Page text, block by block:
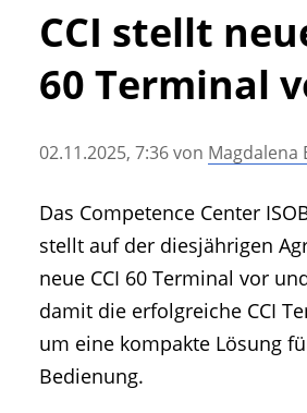
• Hof- und Stalltechnik
• Forst, Garten und
• NawaRo und erneuerbare
• Landtechnik allgemein
• Geschichte und
• Messen und
• Mitteilung der Redaktion
• Agritechnica Neuheiten
• Artikel nach Hersteller/
CCI stellt
60 Terminal
02.11.2025, 7:36von Magdalena
Das Competence Center
stellt auf der diesjährigen
neue CCI 60 Terminal vor
damit die erfolgreiche CCI
um eine kompakte Lösung
Bedienung.